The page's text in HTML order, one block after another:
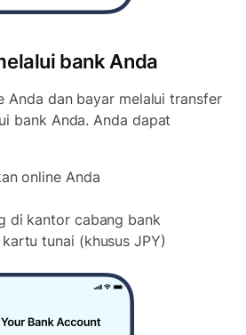
bank Anda
Anda dan bayar melalui transfer
bank Anda. Anda dapat
online Anda
di kantor cabang bank
tunai (khusus JPY)